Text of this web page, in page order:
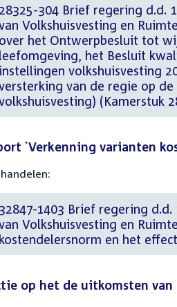
28325-304 Brief regering d.d.
Volkshuisvesting en
over het Ontwerpbesluit tot
leefomgeving, het Besluit
volkshuisvesting
van de regie op
(Kamerstuk
`Verkenning varianten
32847-1403 Brief regering
Volkshuisvesting en
kostendelersnorm en het
op het de uitkomsten